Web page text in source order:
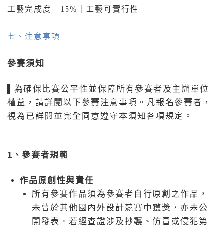
工藝完成度 15%｜工藝可實行性
七、注意事項
參賽須知
▌為確保比賽公平性並保障所有參賽者及主辦單位
權益，請詳閱以下參賽注意事項。凡報名參賽者，
視為已詳閱並完全同意遵守本須知各項規定。
1、參賽者規範
作品原創性與責任
所有參賽作品須為參賽者自行原創之作品，
未曾於其他國內外設計競賽中獲獎，亦未公
開發表。若經查證涉及抄襲、仿冒或侵犯第